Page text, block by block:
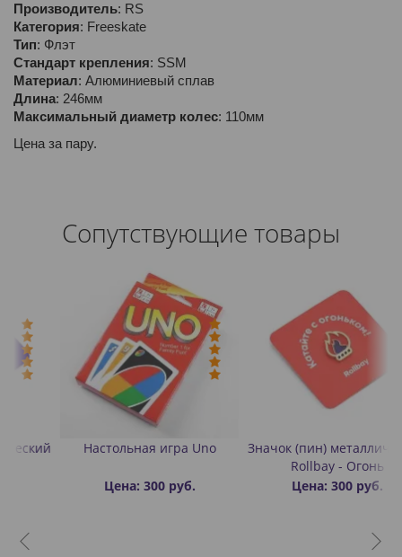
Производитель
Категория
Тип
Стандарт крепления
Материал
Длина
Максимальный диаметр колес: 110мм
Цена за пару.
Сопутствующие товары
Настольная игра Uno
Цена: 300 руб.
Значок (пин) металлический
Rollbay - Огонь
Цена: 300 руб.